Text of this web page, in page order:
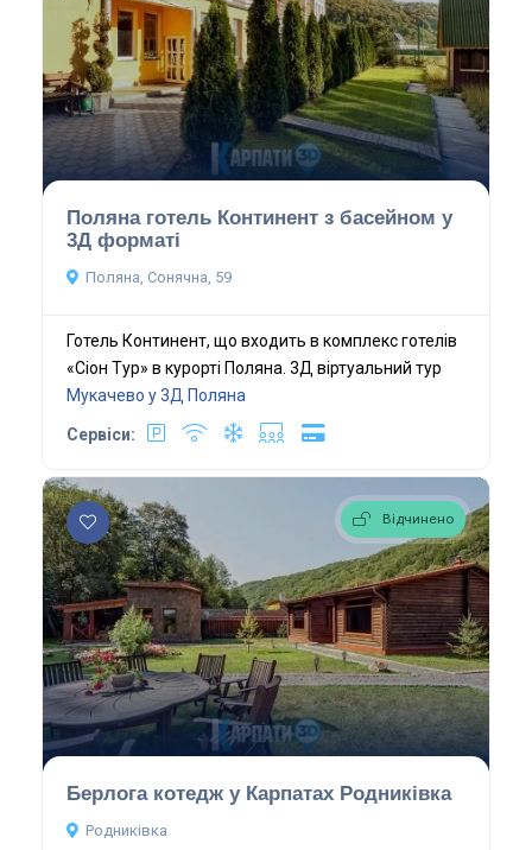
Поляна готель Континент з басейном у
3Д форматі
Поляна, Сонячна, 59
Готель Континент, що входить в комплекс готелів
«Сіон Тур» в курорті Поляна. 3Д віртуальний тур
Мукачево у 3Д Поляна
Сервіси:
Відчинено
Берлога котедж у Карпатах Родниківка
Родниківка